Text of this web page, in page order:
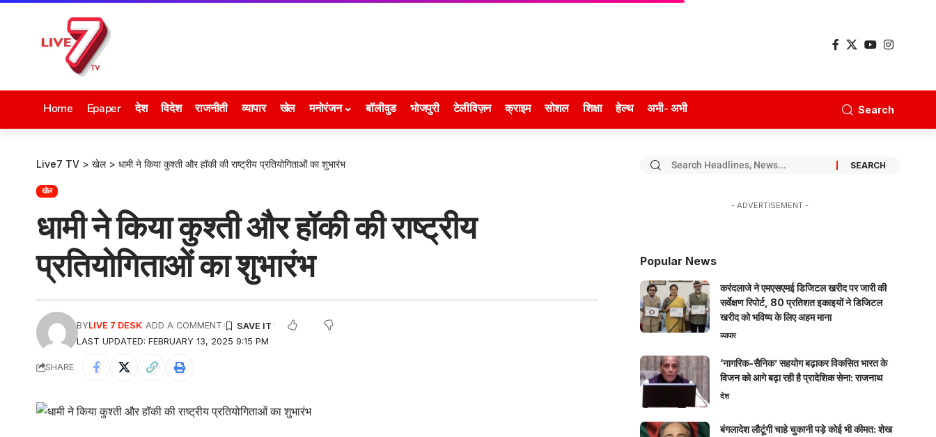
Home Epaper देश विदेश राजनीती व्यापार खेल मनोरंजन बॉलीवुड भोजपुरी टेलीविज़न क्राइम सोशल शिक्षा हेल्थ अभी- अभी Search
Live7 TV > खेल> धामी ने किया कुश्ती और हॉकी की राष्ट्रीय प्रतियोगिताओं का शुभारंभ
खेल
धामी ने किया कुश्ती और हॉकी की राष्ट्रीय
प्रतियोगिताओं का शुभारंभ
LAST UPDATED: FEBRUARY 13, 2025 9:15 PM
BYLIVE 7 DESK ADD A COMMENT
SHARE
- ADVERTISEMENT -
Popular News
करंदलाजे ने एमएसएमई डिजिटल खरीद पर जारी की
सर्वेक्षण रिपोर्ट, 80 प्रतिशत इकाइयों ने डिजिटल
खरीद को भविष्य के लिए अहम माना
व्यापार
‘नागरिक-सैनिक’ सहयोग बढ़ाकर विकसित भारत के
विजन को आगे बढ़ा रही है प्रादेशिक सेना: राजनाथ
देश
बंगलादेश लौटूंगी चाहे चुकानी पड़े कोई भी कीमत: शेख